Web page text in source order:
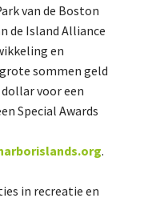
van de Boston
de Island Alliance
en
sommen geld
voor een
Special Awards
.
in recreatie en